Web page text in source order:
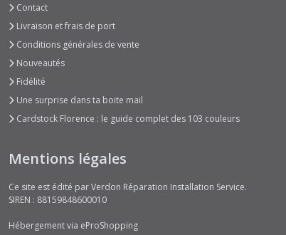
Man
Cave
(8)
Riviera
Moments
(7)
Rust
Rose
(6)
Contact
Livraison et frais de port
Conditions générales de vente
Nouveautés
Fidélité
Une surprise dans ta boite mail
Cardstock Florence : le guide complet des 103 couleurs
Mentions légales
Ce site est édité par Verdon Réparation Installation Service.
SIREN : 88159848600010
Hébergement via eProShopping